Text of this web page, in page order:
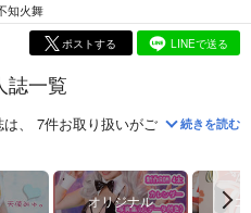
知火舞
ポストする LINEで送る
誌一覧
は、 7件お取り扱いがございます。「
続きを読む
オリジナル